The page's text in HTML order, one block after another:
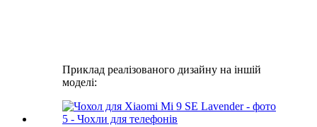
Приклад реалізованого дизайну на іншій
моделі: